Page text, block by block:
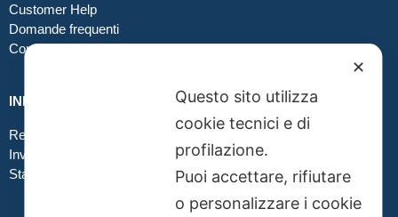
Customer Help
Domande frequenti
Contatti
INFO GRAFICA
Realizzare file corretti
Inviare file grafici
Stampa in tessuto
✕
Questo sito utilizza
cookie tecnici e di
profilazione.
Puoi accettare, rifiutare
o personalizzare i cookie